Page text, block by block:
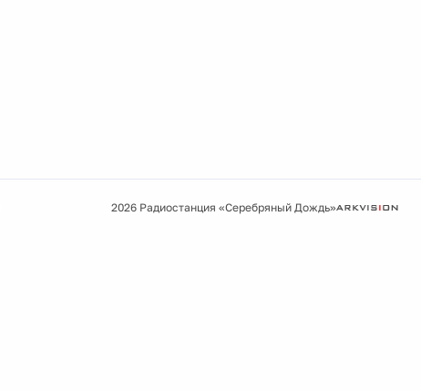
2026 Радиостанция «Серебряный Дождь»